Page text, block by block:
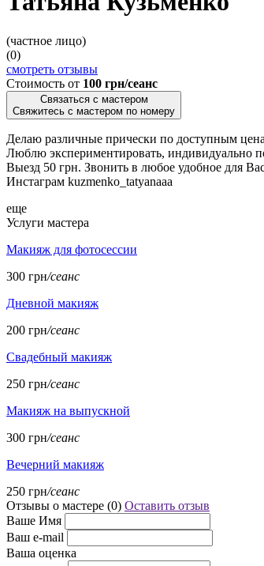
(частное лицо)
(0)
смотреть отзывы
Стоимость от 100 грн/сеанс
Связаться с мастером
Свяжитесь с мастером по номеру
Делаю различные прически по доступным
Люблю экспериментировать, индивидуально
Выезд 50 грн. Звонить в любое удобное для
Инстаграм kuzmenko_tatyanaaa
еще
Услуги мастера
Макияж для фотосессии
300 грн/сеанс
Дневной макияж
200 грн/сеанс
Свадебный макияж
250 грн/сеанс
Макияж на выпускной
300 грн/сеанс
Вечерний макияж
250 грн/сеанс
Отзывы о мастере (0) Оставить отзыв
Ваше Имя
Ваш e-mail
Ваша оценка